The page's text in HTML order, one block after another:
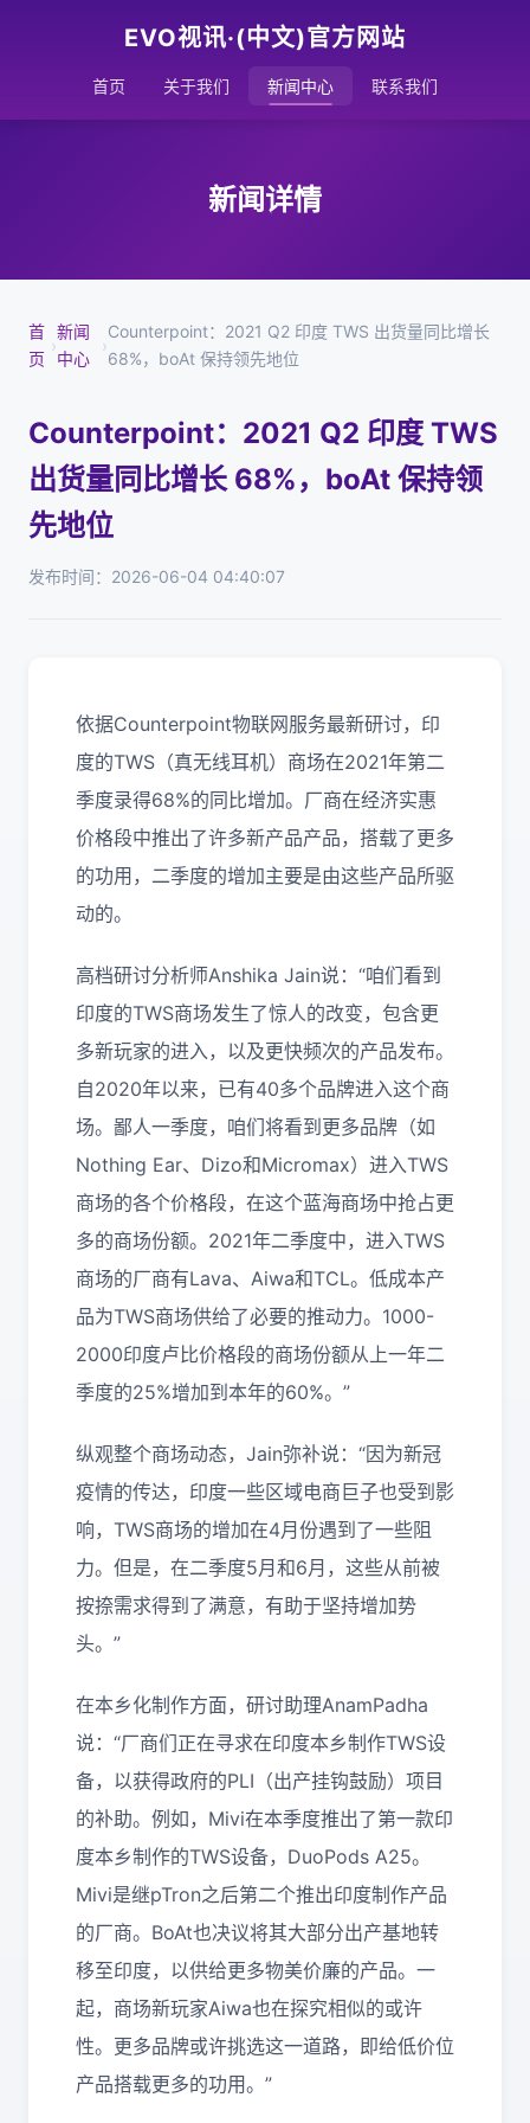
EVO视讯·(中文)官方网站
首页 关于我们 新闻中心 联系我们
新闻详情
首
页
›
新闻
中心
›
Counterpoint：2021 Q2 印度 TWS 出货量同比增长
68%，boAt 保持领先地位
Counterpoint：2021 Q2 印度 TWS
出货量同比增长 68%，boAt 保持领
先地位
发布时间：2026-06-04 04:40:07
依据Counterpoint物联网服务最新研讨，印
度的TWS（真无线耳机）商场在2021年第二
季度录得68%的同比增加。厂商在经济实惠
价格段中推出了许多新产品产品，搭载了更多
的功用，二季度的增加主要是由这些产品所驱
动的。
高档研讨分析师Anshika Jain说：“咱们看到
印度的TWS商场发生了惊人的改变，包含更
多新玩家的进入，以及更快频次的产品发布。
自2020年以来，已有40多个品牌进入这个商
场。鄙人一季度，咱们将看到更多品牌（如
Nothing Ear、Dizo和Micromax）进入TWS
商场的各个价格段，在这个蓝海商场中抢占更
多的商场份额。2021年二季度中，进入TWS
商场的厂商有Lava、Aiwa和TCL。低成本产
品为TWS商场供给了必要的推动力。1000-
2000印度卢比价格段的商场份额从上一年二
季度的25%增加到本年的60%。”
纵观整个商场动态，Jain弥补说：“因为新冠
疫情的传达，印度一些区域电商巨子也受到影
响，TWS商场的增加在4月份遇到了一些阻
力。但是，在二季度5月和6月，这些从前被
按捺需求得到了满意，有助于坚持增加势
头。”
在本乡化制作方面，研讨助理AnamPadha
说：“厂商们正在寻求在印度本乡制作TWS设
备，以获得政府的PLI（出产挂钩鼓励）项目
的补助。例如，Mivi在本季度推出了第一款印
度本乡制作的TWS设备，DuoPods A25。
Mivi是继pTron之后第二个推出印度制作产品
的厂商。BoAt也决议将其大部分出产基地转
移至印度，以供给更多物美价廉的产品。一
起，商场新玩家Aiwa也在探究相似的或许
性。更多品牌或许挑选这一道路，即给低价位
产品搭载更多的功用。”